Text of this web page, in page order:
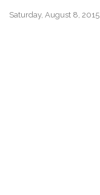
Saturday, August 8, 2015